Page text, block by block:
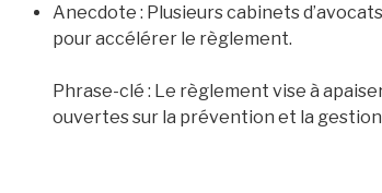
Anecdote : Plusieurs cabinets
pour accélérer le règlement.
Phrase-clé : Le règlement vise à
ouvertes sur la prévention et la gestion